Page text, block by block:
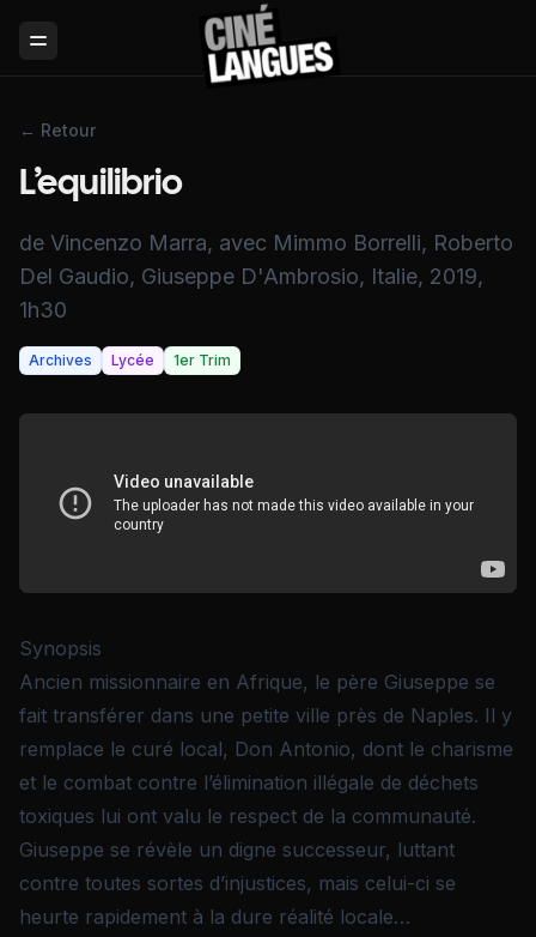
Toggle Menu
← Retour
L’equilibrio
de Vincenzo Marra, avec Mimmo Borrelli, Roberto
Del Gaudio, Giuseppe D'Ambrosio, Italie, 2019,
1h30
Archives Lycée 1er Trim
Synopsis
Ancien missionnaire en Afrique, le père Giuseppe se
fait transférer dans une petite ville près de Naples. Il y
remplace le curé local, Don Antonio, dont le charisme
et le combat contre l’élimination illégale de déchets
toxiques lui ont valu le respect de la communauté.
Giuseppe se révèle un digne successeur, luttant
contre toutes sortes d’injustices, mais celui-ci se
heurte rapidement à la dure réalité locale…